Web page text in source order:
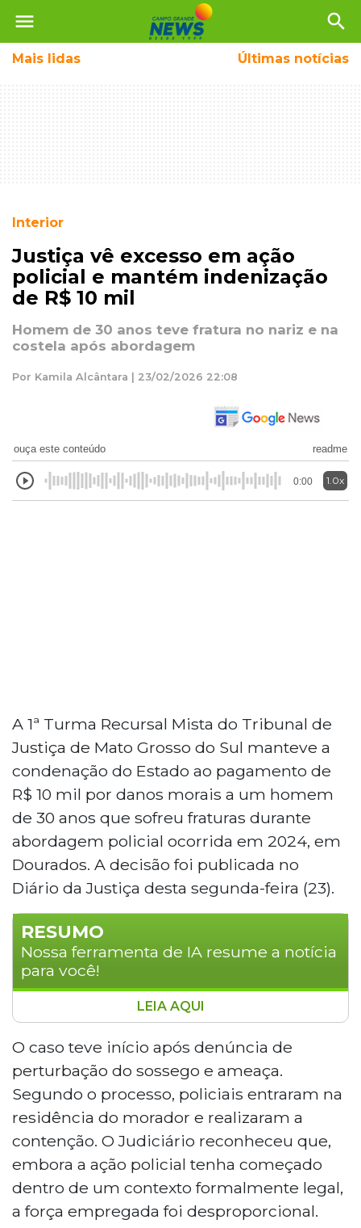
menu search
Mais lidas Últimas notícias
Interior
Justiça vê excesso em ação
policial e mantém indenização
de R$ 10 mil
Homem de 30 anos teve fratura no nariz e na
costela após abordagem
Por Kamila Alcântara | 23/02/2026 22:08
ouça este conteúdo readme
0:00 1.0x
A 1ª Turma Recursal Mista do Tribunal de
Justiça de Mato Grosso do Sul manteve a
condenação do Estado ao pagamento de
R$ 10 mil por danos morais a um homem
de 30 anos que sofreu fraturas durante
abordagem policial ocorrida em 2024, em
Dourados. A decisão foi publicada no
Diário da Justiça desta segunda-feira (23).
RESUMO
Nossa ferramenta de IA resume a notícia
para você!
A Justiça de Mato Grosso do Sul manteve
a condenação do Estado ao pagamento
de R$ 10 mil por danos morais a um
homem que sofreu fraturas durante
abordagem policial em Dourados. O caso,
ocorrido em 2024, teve início após
denúncia de perturbação do sossego e
ameaça. A 1ª Turma Recursal Mista
reconheceu que a força empregada
pelos policiais foi desproporcional,
resultando em fratura no nariz e em uma
LEIA AQUI
O caso teve início após denúncia de
perturbação do sossego e ameaça.
Segundo o processo, policiais entraram na
residência do morador e realizaram a
contenção. O Judiciário reconheceu que,
embora a ação policial tenha começado
dentro de um contexto formalmente legal,
a força empregada foi desproporcional.